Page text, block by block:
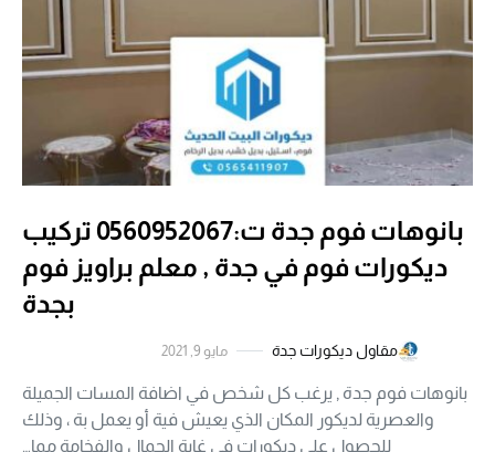
بانوهات فوم جدة ت:0560952067 تركيب
ديكورات فوم في جدة , معلم براويز فوم
بجدة
مقاول ديكورات جدة مايو 9, 2021
بانوهات فوم جدة , يرغب كل شخص في اضافة المسات الجميلة
والعصرية لديكور المكان الذي يعيش فية أو يعمل بة ، وذلك
للحصول على ديكورات في غاية الجمال والفخامة مما…